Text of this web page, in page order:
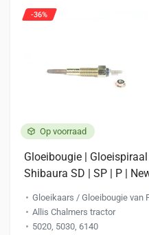
Op voorraad
-36%
Gloeibougie |
Shibaura SD | SP | P |
Gloeikaars / Gloeibougie van
Allis Chalmers tractor
5020, 5030, 6140